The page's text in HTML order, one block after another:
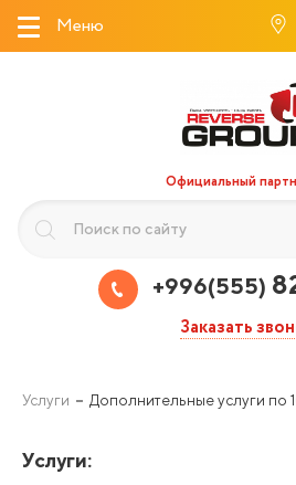
Меню
Официальный
+996(555)
Заказать
Услуги Дополнительные услуги по
Услуги: